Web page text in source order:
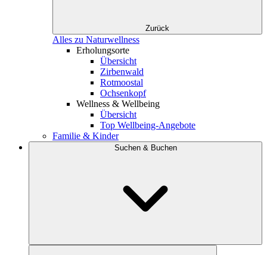
Zurück
Alles zu Naturwellness
Erholungsorte
Übersicht
Zirbenwald
Rotmoostal
Ochsenkopf
Wellness & Wellbeing
Übersicht
Top Wellbeing-Angebote
Familie & Kinder
Suchen & Buchen